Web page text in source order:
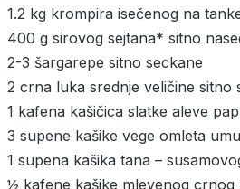
1.2 kg krompira isečenog na
400 g sirovog sejtana* sitno
2-3 šargarepe sitno seckane
2 crna luka srednje veličine sitno
1 kafena kašičica
3 supene kašike vege omleta
1 supena kašika tana –
½ kafene kašike mlevenog